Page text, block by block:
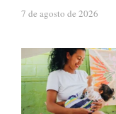
7 de agosto de 2026